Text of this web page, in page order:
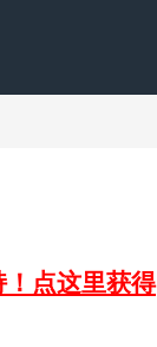
点这里获得